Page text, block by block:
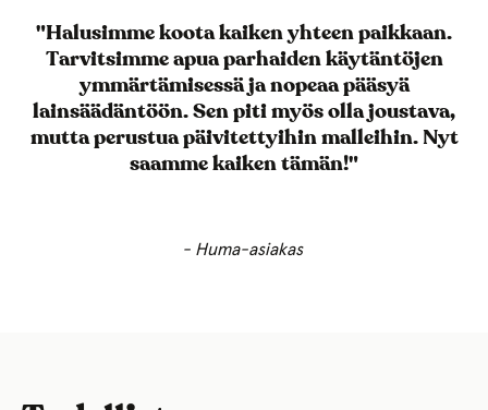
"Halusimme koota kaiken yhteen paikkaan.
Tarvitsimme apua parhaiden käytäntöjen
ymmärtämisessä ja nopeaa pääsyä
lainsäädäntöön. Sen piti myös olla joustava,
mutta perustua päivitettyihin malleihin. Nyt
saamme kaiken tämän!"
- Huma-asiakas